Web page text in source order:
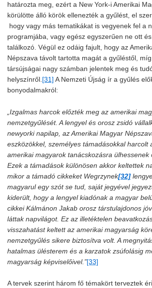
határozta meg, ezért a New York-i Amerikai
körülötte álló körök ellenezték a gyűlést, el
hogy vagy más tematikákat is vegyenek fel a
programjába, vagy egész egyszerűen ne ott
találkozó. Végül ez odáig fajult, hogy az
Népszava távolt tartotta magát a gyűléstől,
társújságai nagy számban jelentek meg és
helyszínről.[31] A Nemzeti Újság ír a gyűlés
bonyodalmakról:
„Izgalmas harcok előzték meg az amerikai
nemzetgyűlését. A lengyel és orosz zsidó
newyorki napilap, az Amerikai Magyar
eszközökkel, személyes támadásokkal harcolt
amerikai magyarok tanácskozásra ülhessenek
Ezek a támadások különösen akkor keltettek
mikor a támadó cikkeket Wegrzynek[32]
magyarul egy szót se tud, saját jegyével
kiderült, hogy a lengyel kiadónak a magyar
cikkei Kálmánon Jakab orosz társtulajdonos
láttak napvilágot. Ez az illetéktelen
visszahatást keltett az amerikai magyarság
nemzetgyűlés sikere biztosítva volt. A
hatalmas ülésterem és a karzatok zsúfolásig
magyarság képviselőivel.”[33]
A tervek szerint három fő témakört terveztek